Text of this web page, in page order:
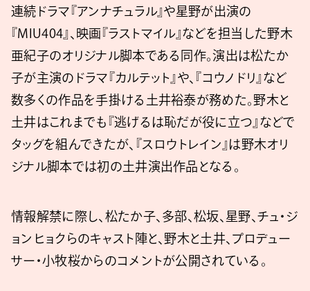
連続ドラマ『アンナチュラル』や星野が出演の
『MIU404』、映画『ラストマイル』などを担当した野木
亜紀子のオリジナル脚本である同作。演出は松たか
子が主演のドラマ『カルテット』や、『コウノドリ』など
数多くの作品を手掛ける土井裕泰が務めた。野木と
土井はこれまでも『逃げるは恥だが役に立つ』などで
タッグを組んできたが、『スロウトレイン』は野木オリ
ジナル脚本では初の土井演出作品となる。
情報解禁に際し、松たか子、多部、松坂、星野、チュ・ジ
ョンヒョクらのキャスト陣と、野木と土井、プロデュー
サー・小牧桜からのコメントが公開されている。